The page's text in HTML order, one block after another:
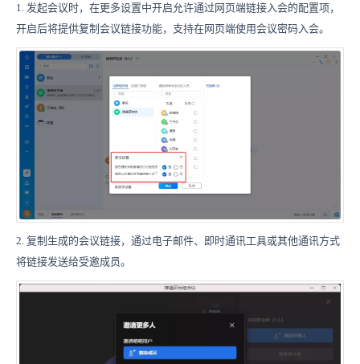
1. 发起会议时，在更多设置中开启允许通过网页端链接入会的配置项，
开启后将提供复制会议链接功能，支持在网页端使用会议密码入会。
2. 复制生成的会议链接，通过电子邮件、即时通讯工具或其他通讯方式
将链接发送给受邀成员。